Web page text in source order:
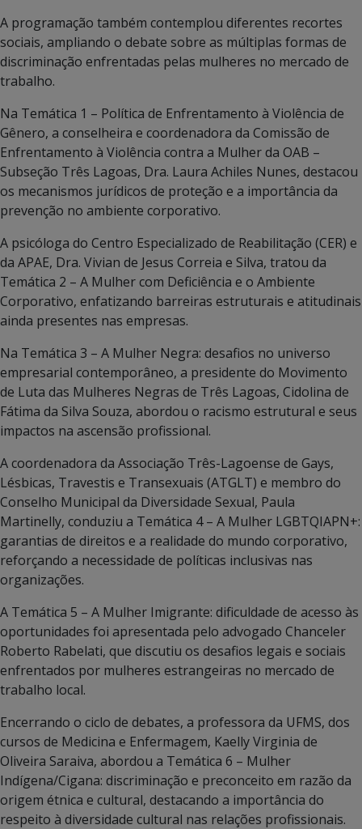
A programação também contemplou diferentes recortes
sociais, ampliando o debate sobre as múltiplas formas de
discriminação enfrentadas pelas mulheres no mercado de
trabalho.
Na Temática 1 – Política de Enfrentamento à Violência de
Gênero, a conselheira e coordenadora da Comissão de
Enfrentamento à Violência contra a Mulher da OAB –
Subseção Três Lagoas, Dra. Laura Achiles Nunes, destacou
os mecanismos jurídicos de proteção e a importância da
prevenção no ambiente corporativo.
A psicóloga do Centro Especializado de Reabilitação (CER) e
da APAE, Dra. Vivian de Jesus Correia e Silva, tratou da
Temática 2 – A Mulher com Deficiência e o Ambiente
Corporativo, enfatizando barreiras estruturais e atitudinais
ainda presentes nas empresas.
Na Temática 3 – A Mulher Negra: desafios no universo
empresarial contemporâneo, a presidente do Movimento
de Luta das Mulheres Negras de Três Lagoas, Cidolina de
Fátima da Silva Souza, abordou o racismo estrutural e seus
impactos na ascensão profissional.
A coordenadora da Associação Três-Lagoense de Gays,
Lésbicas, Travestis e Transexuais (ATGLT) e membro do
Conselho Municipal da Diversidade Sexual, Paula
Martinelly, conduziu a Temática 4 – A Mulher LGBTQIAPN+:
garantias de direitos e a realidade do mundo corporativo,
reforçando a necessidade de políticas inclusivas nas
organizações.
A Temática 5 – A Mulher Imigrante: dificuldade de acesso às
oportunidades foi apresentada pelo advogado Chanceler
Roberto Rabelati, que discutiu os desafios legais e sociais
enfrentados por mulheres estrangeiras no mercado de
trabalho local.
Encerrando o ciclo de debates, a professora da UFMS, dos
cursos de Medicina e Enfermagem, Kaelly Virginia de
Oliveira Saraiva, abordou a Temática 6 – Mulher
Indígena/Cigana: discriminação e preconceito em razão da
origem étnica e cultural, destacando a importância do
respeito à diversidade cultural nas relações profissionais.